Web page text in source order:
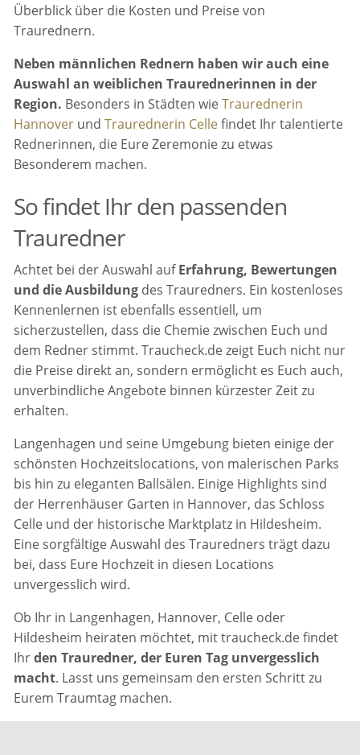
Überblick über die Kosten und Preise von
Traurednern.
Neben männlichen Rednern haben wir auch eine
Auswahl an weiblichen Traurednerinnen in der
Region. Besonders in Städten wieTraurednerin
Hannover undTraurednerin Cellefindet Ihr talentierte
Rednerinnen, die Eure Zeremonie zu etwas
Besonderem machen.
So findet Ihr den passenden
Trauredner
Achtet bei der Auswahl aufErfahrung, Bewertungen
und die Ausbildung des Trauredners. Ein kostenloses
Kennenlernen ist ebenfalls essentiell, um
sicherzustellen, dass die Chemie zwischen Euch und
dem Redner stimmt. Traucheck.de zeigt Euch nicht nur
die Preise direkt an, sondern ermöglicht es Euch auch,
unverbindliche Angebote binnen kürzester Zeit zu
erhalten.
Langenhagen und seine Umgebung bieten einige der
schönsten Hochzeitslocations, von malerischen Parks
bis hin zu eleganten Ballsälen. Einige Highlights sind
der Herrenhäuser Garten in Hannover, das Schloss
Celle und der historische Marktplatz in Hildesheim.
Eine sorgfältige Auswahl des Trauredners trägt dazu
bei, dass Eure Hochzeit in diesen Locations
unvergesslich wird.
Ob Ihr in Langenhagen, Hannover, Celle oder
Hildesheim heiraten möchtet, mit traucheck.de findet
Ihrden Trauredner, der Euren Tag unvergesslich
macht. Lasst uns gemeinsam den ersten Schritt zu
Eurem Traumtag machen.